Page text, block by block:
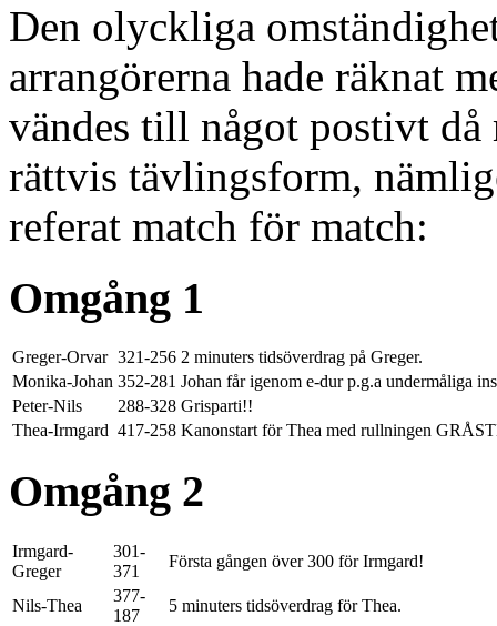
Den olyckliga
arrangörerna hade räknat
vändes till något postivt då
rättvis tävlingsform,
referat match för match:
Omgång 1
Greger-Orvar 321-256 2 minuters tidsöverdrag på Greger.
Monika-Johan 352-281 Johan får igenom e-dur p.g.a undermåliga
Peter-Nils
288-328 Grisparti!!
Thea-Irmgard 417-258 Kanonstart för Thea med rullningen
Omgång 2
Irmgard-
Greger
301-
371
Första gången över 300 för Irmgard!
Nils-Thea
377-
187
5 minuters tidsöverdrag för Thea.